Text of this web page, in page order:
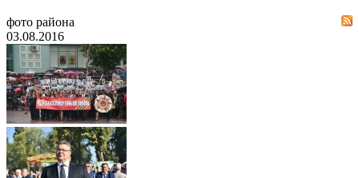
фото района
03.08.2016